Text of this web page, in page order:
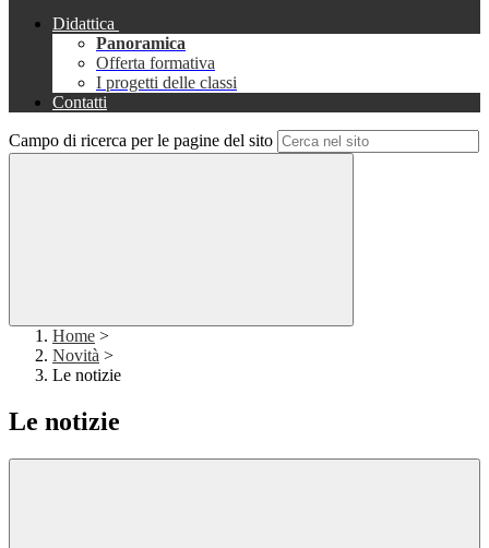
Didattica
Panoramica
Offerta formativa
I progetti delle classi
Contatti
Campo di ricerca per le pagine del sito
Home >
Novità >
Le notizie
Le notizie